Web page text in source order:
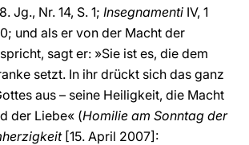
Jg., Nr. 14, S. 1; Insegnamenti IV, 1
und als er von der Macht der
sagt er: »Sie ist es, die dem
setzt. In ihr drückt sich das ganz
aus – seine Heiligkeit, die Macht
der Liebe« (Homilie am Sonntag der
[15. April 2007]: